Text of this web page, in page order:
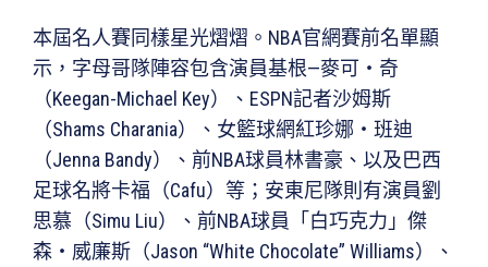
本屆名人賽同樣星光熠熠。NBA官網賽前名單顯
示，字母哥隊陣容包含演員基根—麥可・奇
（Keegan-Michael Key）、ESPN記者沙姆斯
（Shams Charania）、女籃球網紅珍娜・班迪
（Jenna Bandy）、前NBA球員林書豪、以及巴西
足球名將卡福（Cafu）等；安東尼隊則有演員劉
思慕（Simu Liu）、前NBA球員「白巧克力」傑
森・威廉斯（Jason “White Chocolate” Williams）、